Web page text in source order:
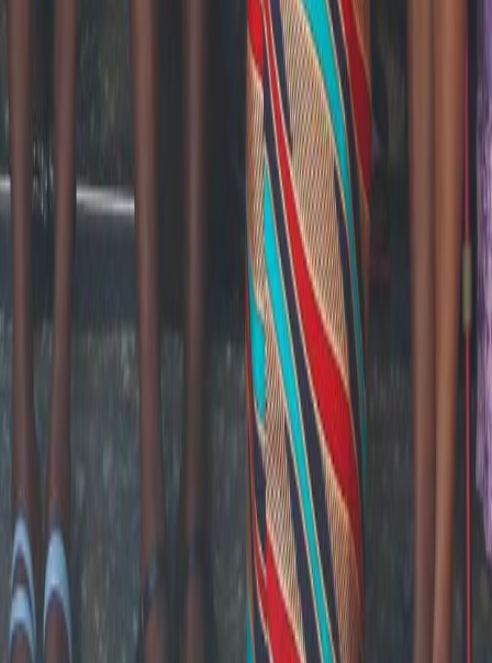
Mission / Vision
Rassembler les organisations et individus utilisant
une variété d’outils ...Lire la suite